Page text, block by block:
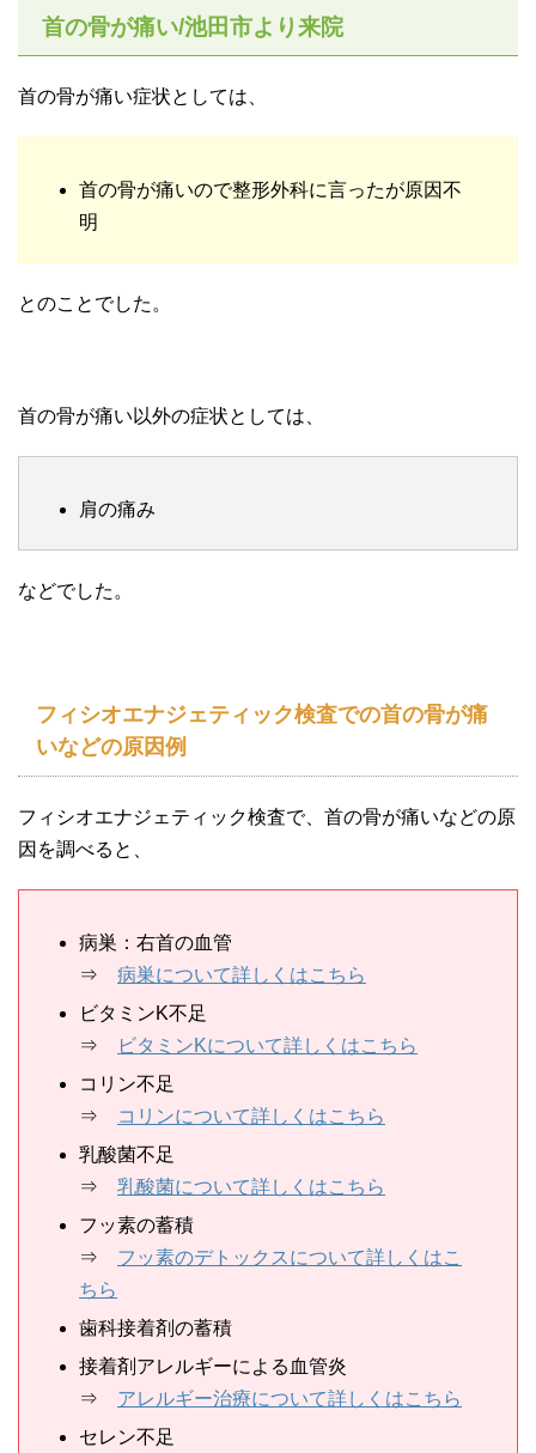
首の骨が痛い/池田市より来院
首の骨が痛い症状としては、
首の骨が痛いので整形外科に言ったが原因不
明
とのことでした。
首の骨が痛い以外の症状としては、
肩の痛み
などでした。
フィシオエナジェティック検査での首の骨が痛
いなどの原因例
フィシオエナジェティック検査で、首の骨が痛いなどの原
因を調べると、
病巣：右首の血管
⇒ 病巣について詳しくはこちら
ビタミンK不足
⇒
ビタミンKについて詳しくはこちら
コリン不足
⇒
コリンについて詳しくはこちら
乳酸菌不足
⇒ 乳酸菌について詳しくはこちら
フッ素の蓄積
⇒ フッ素のデトックスについて詳しくはこ
ちら
歯科接着剤の蓄積
接着剤アレルギーによる血管炎
⇒ アレルギー治療について詳しくはこちら
セレン不足